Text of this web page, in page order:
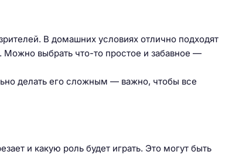
В домашних условиях отлично подходят
выбрать что-то простое и забавное —
делать его сложным — важно, чтобы все
и какую роль будет играть. Это могут быть